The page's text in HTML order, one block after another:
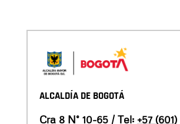
ALCALDÍA DE BOGOTÁ
Cra 8 N° 10-65 / Tel: +57 (601)